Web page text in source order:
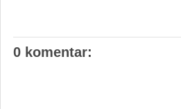
0 komentar: